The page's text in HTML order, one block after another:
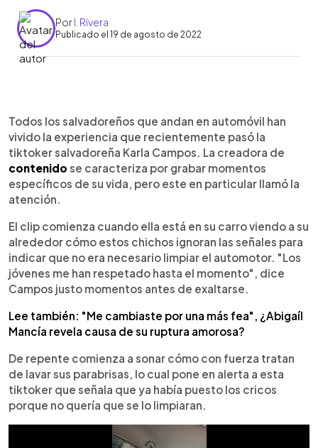
PorI. Rivera
Publicado el 19 de agosto de 2022
► Escuchar artículo
Todos los salvadoreños que andan en automóvil han
vivido la experiencia que recientemente pasó la
tiktoker salvadoreña Karla Campos. La creadora de
contenido se caracteriza por grabar momentos
específicos de su vida, pero este en particular llamó la
atención.
El clip comienza cuando ella está en su carro viendo a su
alrededor cómo estos chichos ignoran las señales para
indicar que no era necesario limpiar el automotor. "Los
jóvenes me han respetado hasta el momento", dice
Campos justo momentos antes de exaltarse.
Lee también: "Me cambiaste por una más fea", ¿Abigaíl
Mancía revela causa de su ruptura amorosa?
De repente comienza a sonar cómo con fuerza tratan
de lavar sus parabrisas, lo cual pone en alerta a esta
tiktoker que señala que ya había puesto los cricos
porque no quería que se lo limpiaran.